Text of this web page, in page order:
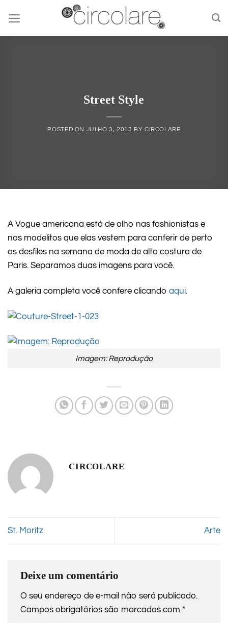
content
Street Style
POSTED ON JULHO 3, 2013 BY CIRCOLARE
A Vogue americana está de olho nas fashionistas e
nos modelitos que elas vestem para conferir de perto
os desfiles na semana de moda de alta costura de
Paris. Separamos duas imagens para você.
A galeria completa você confere clicando aqui.
Imagem: Reprodução
CIRCOLARE
St. Moritz Arte
Deixe um comentário
O seu endereço de e-mail não será publicado.
Campos obrigatórios são marcados com *